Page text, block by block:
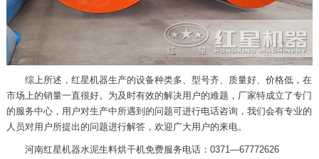
综上所述，红星机器生产的设备种类多、型号齐、质量好、价格低，在
市场上的销量一直很好。为及时有效的解决用户的难题，厂家特成立了专门
的服务中心，用户对生产中所遇到的问题可进行电话咨询，我们会有专业的
人员对用户所提出的问题进行解答，欢迎广大用户的来电。
河南红星机器水泥生料烘干机免费服务电话：0371—67772626